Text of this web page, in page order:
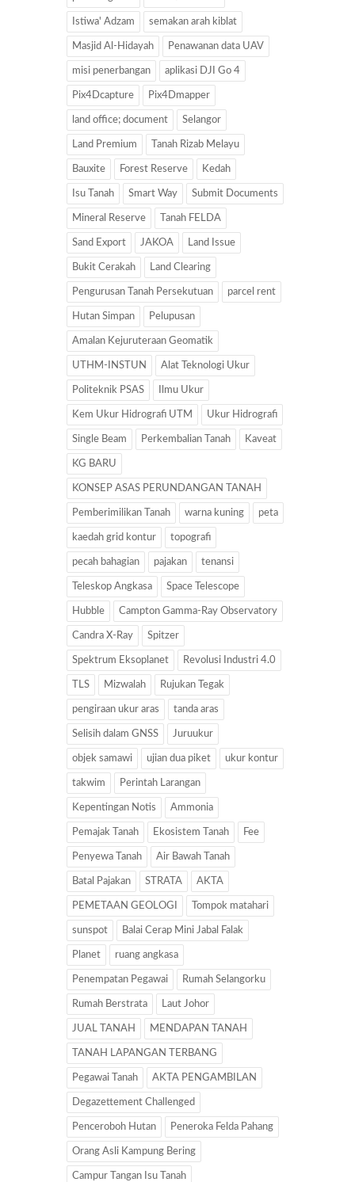
Istiwa' Adzam semakan arah kiblat
Masjid Al-Hidayah Penawanan data UAV
misi penerbangan aplikasi DJI Go 4
Pix4Dcapture Pix4Dmapper
land office; document Selangor
Land Premium Tanah Rizab Melayu
Bauxite Forest Reserve Kedah
Isu Tanah Smart Way Submit Documents
Mineral Reserve Tanah FELDA
Sand Export JAKOA Land Issue
Bukit Cerakah Land Clearing
Pengurusan Tanah Persekutuan parcel rent
Hutan Simpan Pelupusan
Amalan Kejuruteraan Geomatik
UTHM-INSTUN Alat Teknologi Ukur
Politeknik PSAS Ilmu Ukur
Kem Ukur Hidrografi UTM Ukur Hidrografi
Single Beam Perkembalian Tanah Kaveat
KG BARU
KONSEP ASAS PERUNDANGAN TANAH
Pemberimilikan Tanah warna kuning peta
kaedah grid kontur topografi
pecah bahagian pajakan tenansi
Teleskop Angkasa Space Telescope
Hubble Campton Gamma-Ray Observatory
Candra X-Ray Spitzer
Spektrum Eksoplanet Revolusi Industri 4.0
TLS Mizwalah Rujukan Tegak
pengiraan ukur aras tanda aras
Selisih dalam GNSS Juruukur
objek samawi ujian dua piket ukur kontur
takwim Perintah Larangan
Kepentingan Notis Ammonia
Pemajak Tanah Ekosistem Tanah Fee
Penyewa Tanah Air Bawah Tanah
Batal Pajakan STRATA AKTA
PEMETAAN GEOLOGI Tompok matahari
sunspot Balai Cerap Mini Jabal Falak
Planet ruang angkasa
Penempatan Pegawai Rumah Selangorku
Rumah Berstrata Laut Johor
JUAL TANAH MENDAPAN TANAH
TANAH LAPANGAN TERBANG
Pegawai Tanah AKTA PENGAMBILAN
Degazettement Challenged
Penceroboh Hutan Peneroka Felda Pahang
Orang Asli Kampung Bering
Campur Tangan Isu Tanah